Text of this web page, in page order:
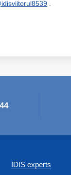
IDIS experts